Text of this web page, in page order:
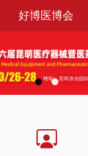
好博医博会